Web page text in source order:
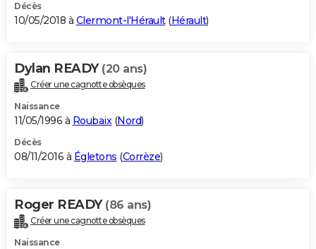
Décès
10/05/2018 à Clermont-l'Hérault(Hérault)
Dylan READY (20 ans)
Créer une cagnotte obsèques
Naissance
11/05/1996 à Roubaix(Nord)
Décès
08/11/2016 à Égletons (Corrèze)
Roger READY (86 ans)
Créer une cagnotte obsèques
Naissance